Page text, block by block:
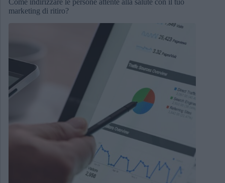
Come indirizzare le persone attente alla salute con il tuo
marketing di ritiro?